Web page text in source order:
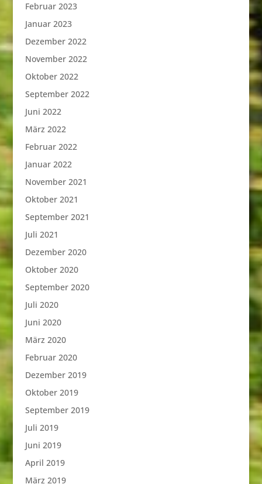
Februar 2023
Januar 2023
Dezember 2022
November 2022
Oktober 2022
September 2022
Juni 2022
März 2022
Februar 2022
Januar 2022
November 2021
Oktober 2021
September 2021
Juli 2021
Dezember 2020
Oktober 2020
September 2020
Juli 2020
Juni 2020
März 2020
Februar 2020
Dezember 2019
Oktober 2019
September 2019
Juli 2019
Juni 2019
April 2019
März 2019